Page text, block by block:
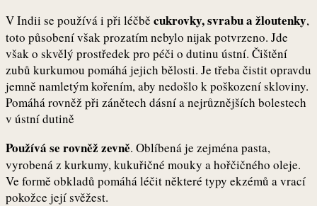
V Indii se používá i při léčbě cukrovky, svrabu a žloutenky,
toto působení však prozatím nebylo nijak potvrzeno. Jde
však o skvělý prostředek pro péči o dutinu ústní. Čištění
zubů kurkumou pomáhá jejich bělosti. Je třeba čistit opravdu
jemně namletým kořením, aby nedošlo k poškození skloviny.
Pomáhá rovněž při zánětech dásní a nejrůznějších bolestech
v ústní dutině
Používá se rovněž zevně. Oblíbená je zejména pasta,
vyrobená z kurkumy, kukuřičné mouky a hořčičného oleje.
Ve formě obkladů pomáhá léčit některé typy ekzémů a vrací
pokožce její svěžest.